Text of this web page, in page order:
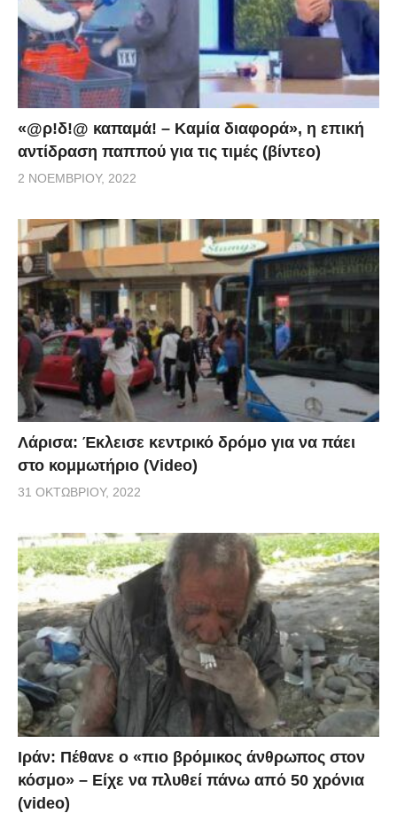
«@ρ!δ!@ καπαμά! – Καμία διαφορά», η επική
αντίδραση παππού για τις τιμές (βίντεο)
2 ΝΟΕΜΒΡΊΟΥ, 2022
Λάρισα: Έκλεισε κεντρικό δρόμο για να πάει
στο κομμωτήριο (Video)
31 ΟΚΤΩΒΡΊΟΥ, 2022
Ιράν: Πέθανε ο «πιο βρόμικος άνθρωπος στον
κόσμο» – Είχε να πλυθεί πάνω από 50 χρόνια
(video)